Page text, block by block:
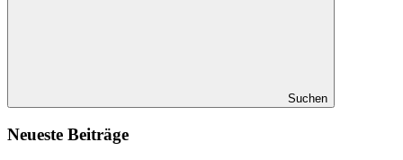
Suchen
Neueste Beiträge